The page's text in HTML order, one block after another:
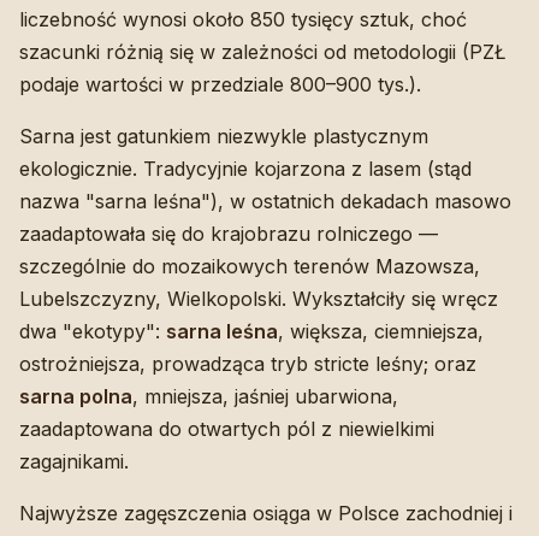
liczebność wynosi około 850 tysięcy sztuk, choć
szacunki różnią się w zależności od metodologii (PZŁ
podaje wartości w przedziale 800–900 tys.).
Sarna jest gatunkiem niezwykle plastycznym
ekologicznie. Tradycyjnie kojarzona z lasem (stąd
nazwa "sarna leśna"), w ostatnich dekadach masowo
zaadaptowała się do krajobrazu rolniczego —
szczególnie do mozaikowych terenów Mazowsza,
Lubelszczyzny, Wielkopolski. Wykształciły się wręcz
dwa "ekotypy": sarna leśna, większa, ciemniejsza,
ostrożniejsza, prowadząca tryb stricte leśny; oraz
sarna polna, mniejsza, jaśniej ubarwiona,
zaadaptowana do otwartych pól z niewielkimi
zagajnikami.
Najwyższe zagęszczenia osiąga w Polsce zachodniej i